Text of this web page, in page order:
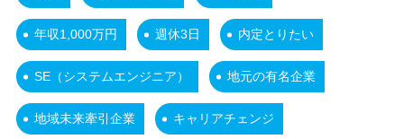
年収1,000万円 週休3日 内定とりたい
SE（システムエンジニア） 地元の有名企業
地域未来牽引企業 キャリアチェンジ